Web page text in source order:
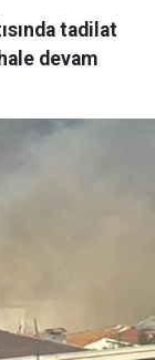
tadilat
devam